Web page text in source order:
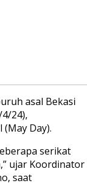
asal Bekasi
24),
Day).
serikat
ujar Koordinator
saat